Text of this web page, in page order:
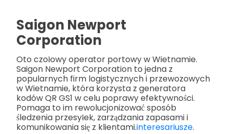
Saigon Newport
Corporation
Oto czołowy operator portowy w Wietnamie.
Saigon Newport Corporation to jedna z
popularnych firm logistycznych i przewozowych
w Wietnamie, która korzysta z generatora
kodów QR GS1 w celu poprawy efektywności.
Pomaga to im rewolucjonizować sposób
śledzenia przesyłek, zarządzania zapasami i
komunikowania się z klientami.interesariusze.